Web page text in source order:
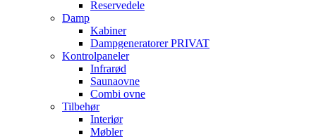
Reservedele
Damp
Kabiner
Dampgeneratorer PRIVAT
Kontrolpaneler
Infrarød
Saunaovne
Combi ovne
Tilbehør
Interiør
Møbler